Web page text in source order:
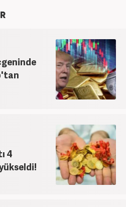
editör, muhabir gibi birçok
olarak devam etmektedir.
4